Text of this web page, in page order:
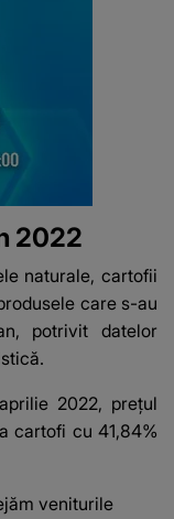
2022
naturale, cartofii
care s-au
potrivit datelor
2022, prețul
cartofi cu 41,84%
veniturile